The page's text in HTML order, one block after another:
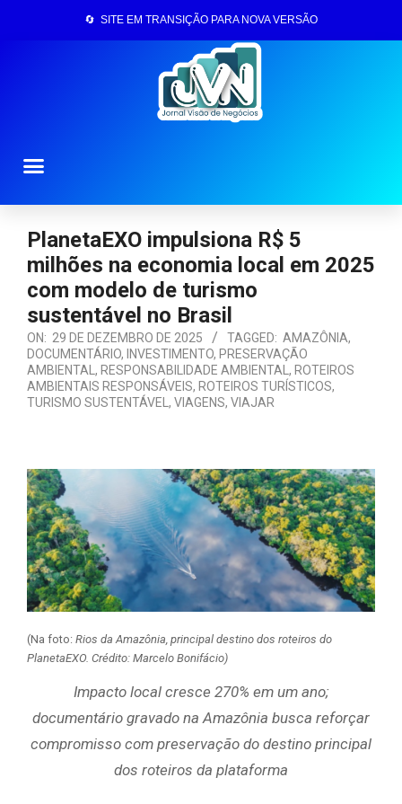
🔄 SITE EM TRANSIÇÃO PARA NOVA VERSÃO
PlanetaEXO impulsiona R$ 5
milhões na economia local em 2025
com modelo de turismo
sustentável no Brasil
ON: 29 DE DEZEMBRO DE 2025 TAGGED: AMAZÔNIA,
DOCUMENTÁRIO, INVESTIMENTO, PRESERVAÇÃO
AMBIENTAL , RESPONSABILIDADE AMBIENTAL , ROTEIROS
AMBIENTAIS RESPONSÁVEIS, ROTEIROS TURÍSTICOS,
TURISMO SUSTENTÁVEL , VIAGENS, VIAJAR
(Na foto: Rios da Amazônia, principal destino dos roteiros do
PlanetaEXO. Crédito: Marcelo Bonifácio)
Impacto local cresce 270% em um ano;
documentário gravado na Amazônia busca reforçar
compromisso com preservação do destino principal
dos roteiros da plataforma